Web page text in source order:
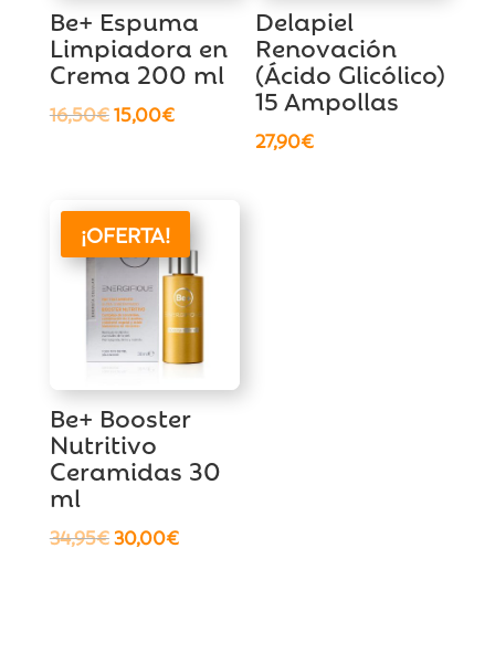
Be+ Espuma
Limpiadora en
Crema 200 ml
16,50€El
16,50€.
15,00€El
15,00€.
Delapiel
Renovación
(Ácido Glicólico)
15 Ampollas
27,90€
¡OFERTA!
Be+ Booster
Nutritivo
Ceramidas 30
ml
34,95€El
30,00€El